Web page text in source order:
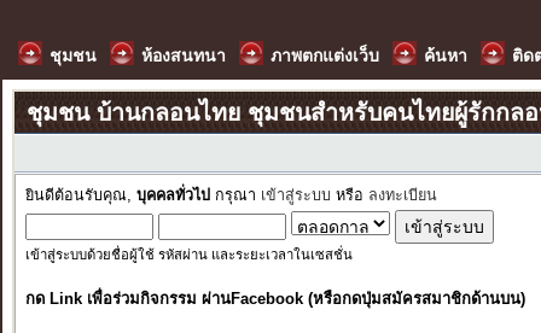
ชุมชน ห้องสนทนา ภาพตกแต่งเว็บ ค้นหา ติด
ชุมชน บ้านกลอนไทย ชุมชนสำหรับคนไทยผู้รักกล
ยินดีต้อนรับคุณ, บุคคลทั่วไป กรุณา เข้าสู่ระบบ หรือ ลงทะเบียน
เข้าสู่ระบบด้วยชื่อผู้ใช้ รหัสผ่าน และระยะเวลาในเซสชั่น
กด Link เพื่อร่วมกิจกรรม ผ่านFacebook (หรือกดปุ่มสมัครสมาชิกด้านบน)